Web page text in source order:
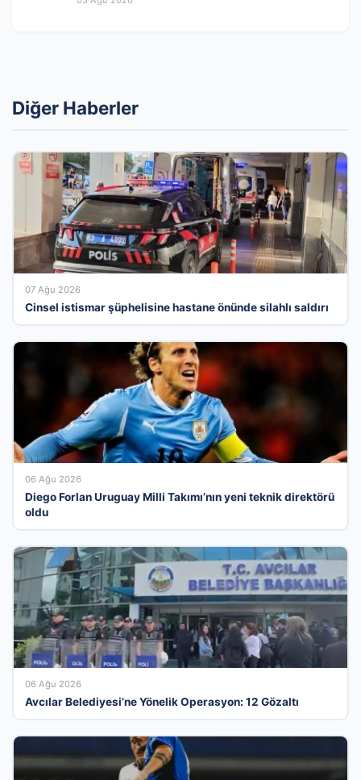
Diğer Haberler
07 Ağu 2026
Cinsel istismar şüphelisine hastane önünde silahlı saldırı
06 Ağu 2026
Diego Forlan Uruguay Milli Takımı’nın yeni teknik direktörü
oldu
06 Ağu 2026
Avcılar Belediyesi’ne Yönelik Operasyon: 12 Gözaltı